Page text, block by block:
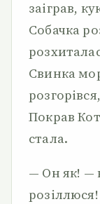
заіграв,
Собачка
Свинка
Покрав
стала.
— Он як! —
розіллюся!